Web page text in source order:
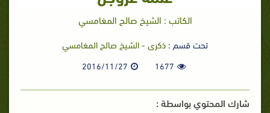
الكاتب : الشيخ صالح المغامسي
تحت قسم : ذكرى - الشيخ صالح المغامسي
1677
2016/11/27
شارك المحتوي بواسطة :